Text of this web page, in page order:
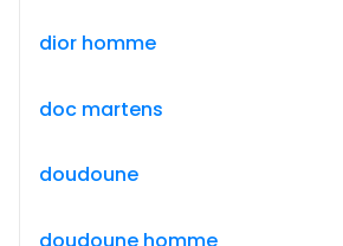
dior homme
doc martens
doudoune
doudoune homme